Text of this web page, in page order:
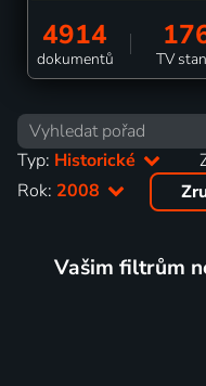
4914
dokumentů TV
Typ: Historické
Rok: 2008
Vašim filtrům